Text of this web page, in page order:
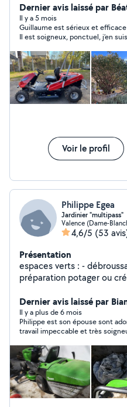
vacances, et faire de petit
également conduire les
tout type de matériel agricole. Je peux faire
et photos avec mon drone
Dernier avis laissé par
Il y a 5 mois
Guillaume est sérieux et
Il est soigneux, ponctuel, j’en
Voir le profil
Philippe Egea
Jardinier "multipass"
Valence (Dame-
4,6/5 (53
Présentation
espaces verts : - débroussaillage - ramassage - tonte -
préparation potager ou
enlèvement encombrants
je dispose de tous les
tondeuse, tracteur
haie, tronçonneuse, souffleur etc.
tous types de travaux en
sur devis , travail minutieux.
à votre convenance pour
gratuitement. bien
Dernier avis laissé par
Il y a plus de 6 mois
Philippe est son épouse sont
travail impeccable et très